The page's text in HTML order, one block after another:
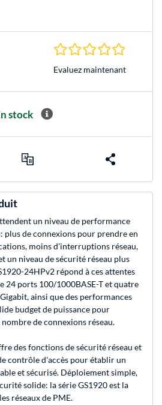
Evaluez maintenant
stock
un niveau de performance
plus de connexions pour prendre en
moins d'interruptions réseau,
un niveau de sécurité réseau plus
24HPv2 répond à ces attentes
24 ports 100/1000BASE-T et quatre
ainsi que des performances
budget de puissance pour
de connexions réseau.
des fonctions de sécurité réseau et
contrôle d'accès pour établir un
et sécurisé. Déploiement simple,
solide: la série GS1920 est la
réseaux de PME.